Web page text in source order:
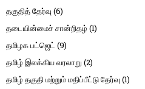
தகுதித் தேர்வு (6)
தடையின்மைச் சான்றிதழ் (1)
தமிழக பட்ஜெட் (9)
தமிழ் இலக்கிய வரலாறு (2)
தமிழ் தகுதி மற்றும் மதிப்பீட்டு தேர்வு (1)